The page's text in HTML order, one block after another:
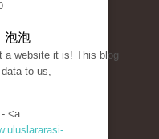
泡泡
a website it is! This blog
to us,
<a